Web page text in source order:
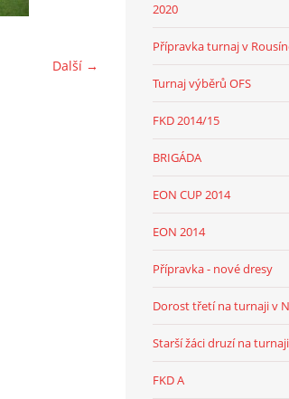
Další →
2020
Přípravka turnaj v
Turnaj výběrů OFS
FKD 2014/15
BRIGÁDA
EON CUP 2014
EON 2014
Přípravka - nové dresy
Dorost třetí na turnaji v
Starší žáci druzí na
FKD A